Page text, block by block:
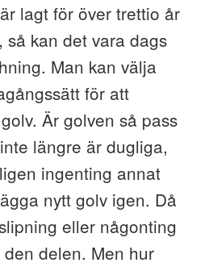
lagt för över trettio år
så kan det vara dags
Man kan välja
för att
Är golven så pass
längre är dugliga,
ingenting annat
nytt golv igen. Då
eller någonting
delen. Men hur